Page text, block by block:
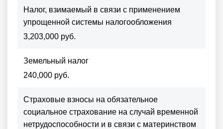
Налог, взимаемый в связи с применением
упрощенной системы налогообложения
3,203,000 руб.
Земельный налог
240,000 руб.
Страховые взносы на обязательное
социальное страхование на случай временной
нетрудоспособности и в связи с материнством